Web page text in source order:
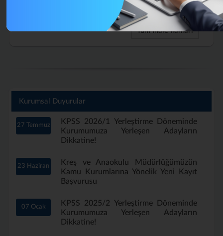
Tüm İhale İlanları
Kurumsal Duyurular
27 Temmuz
KPSS 2026/1 Yerleştirme Döneminde
Kurumumuza Yerleşen Adayların
Dikkatine!
23 Haziran
Kreş ve Anaokulu Müdürlüğümüzün
Kamu Kurumlarına Yönelik Yeni Kayıt
Başvurusu
07 Ocak
KPSS 2025/2 Yerleştirme Döneminde
Kurumumuza Yerleşen Adayların
Dikkatine!